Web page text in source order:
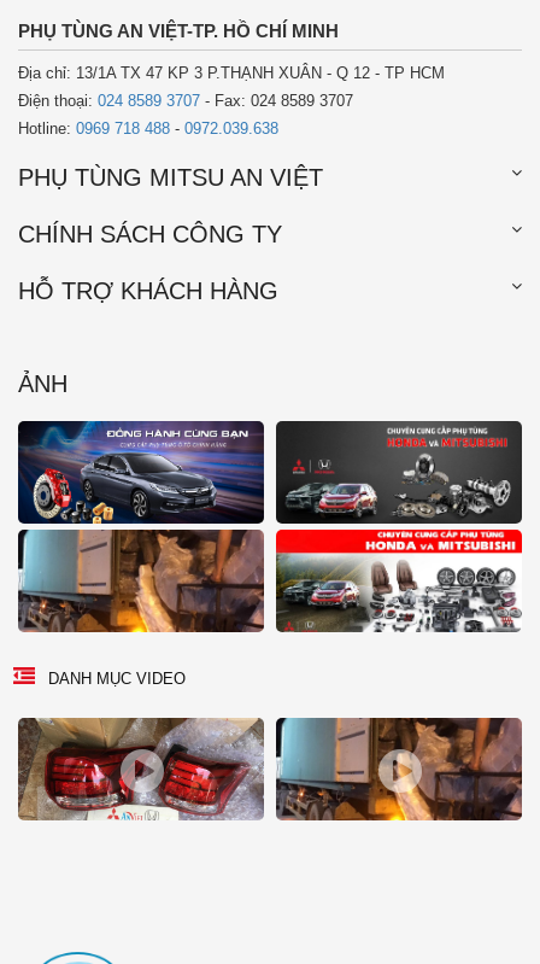
PHỤ TÙNG AN VIỆT-TP. HỒ CHÍ MINH
Địa chỉ: 13/1A TX 47 KP 3 P.THẠNH XUÂN - Q 12 - TP HCM
Điện thoại: 024 8589 3707 - Fax: 024 8589 3707
Hotline: 0969 718 488 - 0972.039.638
PHỤ TÙNG MITSU AN VIỆT
CHÍNH SÁCH CÔNG TY
HỖ TRỢ KHÁCH HÀNG
ẢNH
DANH MỤC VIDEO